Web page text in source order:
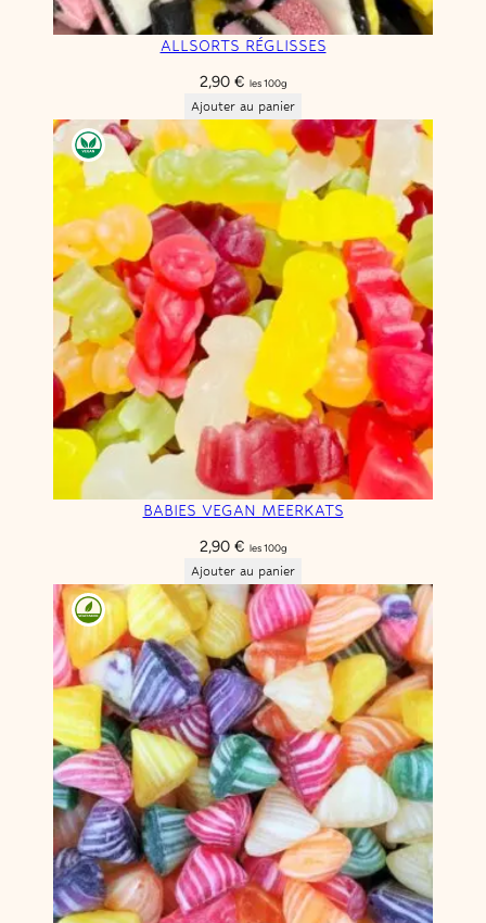
ALLSORTS RÉGLISSES
2,90 € les 100g
Ajouter au panier
BABIES VEGAN MEERKATS
2,90 € les 100g
Ajouter au panier